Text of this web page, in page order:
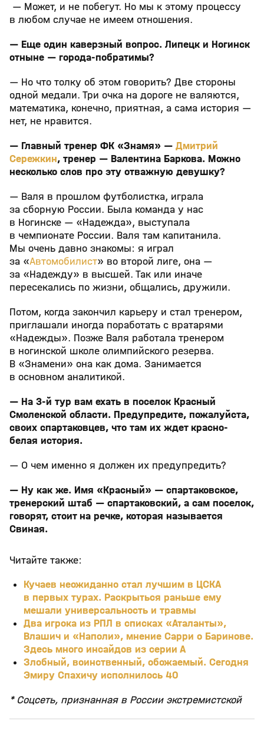
— Может, и не побегут. Но мы к этому процессу
в любом случае не имеем отношения.
— Еще один каверзный вопрос. Липецк и Ногинск
отныне — города-побратимы?
— Но что толку об этом говорить? Две стороны
одной медали. Три очка на дороге не валяются,
математика, конечно, приятная, а сама история —
нет, не нравится.
— Главный тренер ФК «Знамя» — Дмитрий
Сережкин, тренер — Валентина Баркова. Можно
несколько слов про эту отважную девушку?
— Валя в прошлом футболистка, играла
за сборную России. Была команда у нас
в Ногинске — «Надежда», выступала
в чемпионате России. Валя там капитанила.
Мы очень давно знакомы: я играл
за «Автомобилист» во второй лиге, она —
за «Надежду» в высшей. Так или иначе
пересекались по жизни, общались, дружили.
Потом, когда закончил карьеру и стал тренером,
приглашали иногда поработать с вратарями
«Надежды». Позже Валя работала тренером
в ногинской школе олимпийского резерва.
В «Знамени» она как дома. Занимается
в основном аналитикой.
— На 3-й тур вам ехать в поселок Красный
Смоленской области. Предупредите, пожалуйста,
своих спартаковцев, что там их ждет красно-
белая история.
— О чем именно я должен их предупредить?
— Ну как же. Имя «Красный» — спартаковское,
тренерский штаб — спартаковский, а сам поселок,
говорят, стоит на речке, которая называется
Свиная.
Читайте также:
Кучаев неожиданно стал лучшим в ЦСКА
в первых турах. Раскрыться раньше ему
мешали универсальность и травмы
Два игрока из РПЛ в списках «Аталанты»,
Влашич и «Наполи», мнение Сарри о Баринове.
Здесь много инсайдов из серии А
Злобный, воинственный, обожаемый. Сегодня
Эмиру Спахичу исполнилось 40
* Соцсеть, признанная в России экстремистской